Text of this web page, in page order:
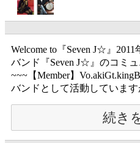
Welcome to『Seven J☆』
バンド『Seven J☆』のコミ
~~~【Member】
バンドとして活動していま
続き